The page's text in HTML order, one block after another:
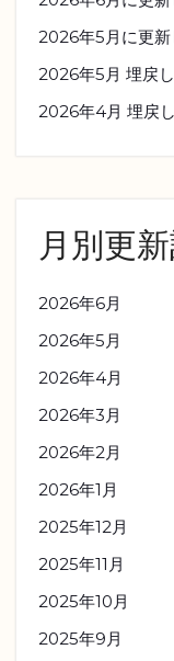
2026年5月に更
2026年5月 埋戻
2026年4月 埋戻
月別更
2026年6月
2026年5月
2026年4月
2026年3月
2026年2月
2026年1月
2025年12月
2025年11月
2025年10月
2025年9月